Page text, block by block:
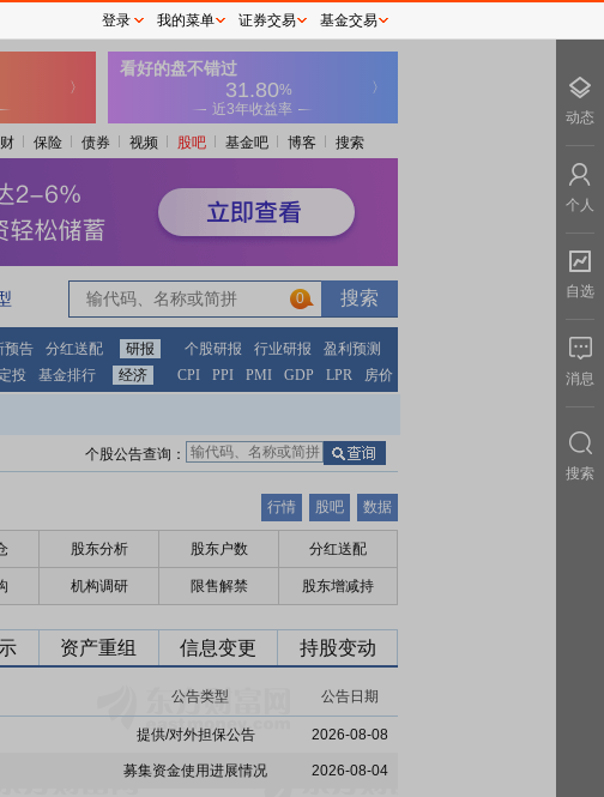
保险 债券 视频 股吧 基金吧 博客 搜索
0
预告 分红送配 研报 个股研报 行业研报
盈利预测
投 基金排行 经济 CPI PPI PMI GDP LPR 房价
个股公告查询：
行情 股吧 数据
股东分析 股东户数 分红送配
机构调研 限售解禁 股东增减持
资产重组 信息变更 持股变动
公告类型 公告日期
提供/对外担保公告 2026-08-08
募集资金使用进展情况 2026-08-04
登录 我的菜单 证券交易 基金交易
动态
个人
自选
消息
搜索